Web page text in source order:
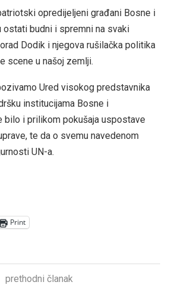
opredijeljeni građani Bosne i
ostati budni i spremni na svaki
Dodik i njegova rušilačka politika
scene u našoj zemlji.
Ured visokog predstavnika
institucijama Bosne i
bilo i prilikom pokušaja uspostave
te da o svemu navedenom
UN-a.
Print
prethodni članak